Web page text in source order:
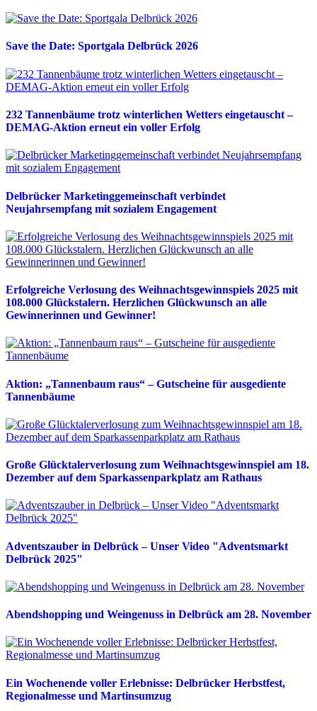
Save the Date: Sportgala Delbrück 2026
232 Tannenbäume trotz winterlichen Wetters eingetauscht –
DEMAG-Aktion erneut ein voller Erfolg
Delbrücker Marketinggemeinschaft verbindet
Neujahrsempfang mit sozialem Engagement
Erfolgreiche Verlosung des Weihnachtsgewinnspiels 2025 mit
108.000 Glückstalern. Herzlichen Glückwunsch an alle
Gewinnerinnen und Gewinner!
Aktion: „Tannenbaum raus“ – Gutscheine für ausgediente
Tannenbäume
Große Glücktalerverlosung zum Weihnachtsgewinnspiel am 18.
Dezember auf dem Sparkassenparkplatz am Rathaus
Adventszauber in Delbrück – Unser Video "Adventsmarkt
Delbrück 2025"
Abendshopping und Weingenuss in Delbrück am 28. November
Ein Wochenende voller Erlebnisse: Delbrücker Herbstfest,
Regionalmesse und Martinsumzug